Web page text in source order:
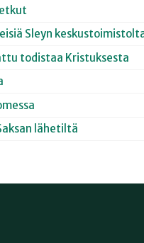
Sleyn
todistaa Kristuksesta
lähetiltä